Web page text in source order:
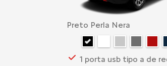
Preto Perla Nera
1 porta usb tipo a de